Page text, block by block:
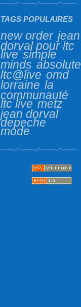
TAGS POPULAIRES
new order jean
dorval pour ltc
live simple
minds absolute
ltc@live omd
lorraine la
communauté
ltc live metz
jean dorval
depeche
mode